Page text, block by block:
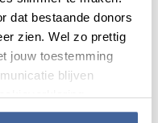
dat bestaande donors
zien. Wel zo prettig
jouw toestemming
blijven